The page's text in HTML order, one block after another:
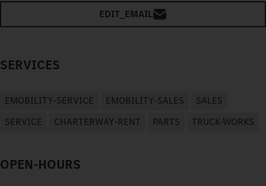
EDIT_EMAIL
SERVICES
EMOBILITY-SERVICE EMOBILITY-SALES
SALES
SERVICE
CHARTERWAY-RENT PARTS TRUCK-WORKS
OPEN-HOURS